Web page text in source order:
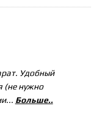
Удобный
(не нужно
Больше..